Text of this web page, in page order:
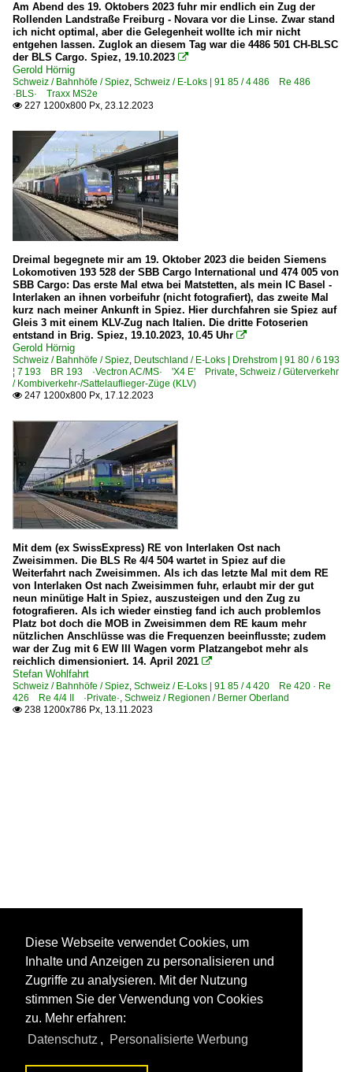
Am Abend des 19. Oktobers 2023 fuhr mir endlich ein Zug der
Rollenden Landstraße Freiburg - Novara vor die Linse. Zwar stand
ich nicht optimal, aber die Gelegenheit wollte ich mir nicht
entgehen lassen. Zuglok an diesem Tag war die 4486 501 CH-BLSC
der BLS Cargo. Spiez, 19.10.2023 
Gerold Hörnig
Schweiz / Bahnhöfe / Spiez, Schweiz / E-Loks | 91 85 / 4 486 Re 486
·BLS· Traxx MS2e
 227 1200x800 Px, 23.12.2023
Dreimal begegnete mir am 19. Oktober 2023 die beiden Siemens
Lokomotiven 193 528 der SBB Cargo International und 474 005 von
SBB Cargo: Das erste Mal etwa bei Matstetten, als mein IC Basel -
Interlaken an ihnen vorbeifuhr (nicht fotografiert), das zweite Mal
kurz nach meiner Ankunft in Spiez. Hier durchfahren sie Spiez auf
Gleis 3 mit einem KLV-Zug nach Italien. Die dritte Fotoserien
entstand in Brig. Spiez, 19.10.2023, 10.45 Uhr 
Gerold Hörnig
Schweiz / Bahnhöfe / Spiez, Deutschland / E-Loks | Drehstrom | 91 80 / 6 193
¦ 7 193 BR 193 ·Vectron AC/MS· 'X4 E' Private, Schweiz / Güterverkehr
/ Kombiverkehr-/Sattelauflieger-Züge (KLV)
 247 1200x800 Px, 17.12.2023
Mit dem (ex SwissExpress) RE von Interlaken Ost nach
Zweisimmen. Die BLS Re 4/4 504 wartet in Spiez auf die
Weiterfahrt nach Zweisimmen. Als ich das letzte Mal mit dem RE
von Interlaken Ost nach Zweisimmen fuhr, erlaubt mir der gut
neun minütige Halt in Spiez, auszusteigen und den Zug zu
fotografieren. Als ich wieder einstieg fand ich auch problemlos
Platz bot doch die MOB in Zweisimmen dem RE kaum mehr
nützlichen Anschlüsse was die Frequenzen beeinflusste; zudem
war der Zug mit 6 EW III Wagen vorm Platzangebot mehr als
reichlich dimensioniert. 14. April 2021 
Stefan Wohlfahrt
Schweiz / Bahnhöfe / Spiez, Schweiz / E-Loks | 91 85 / 4 420 Re 420 · Re
426 Re 4/4 II ·Private·, Schweiz / Regionen / Berner Oberland
 238 1200x786 Px, 13.11.2023
Diese Webseite verwendet Cookies, um
Inhalte und Anzeigen zu personalisieren und
Zugriffe zu analysieren. Mit der Nutzung
stimmen Sie der Verwendung von Cookies
zu. Mehr erfahren:
Datenschutz , Personalisierte Werbung